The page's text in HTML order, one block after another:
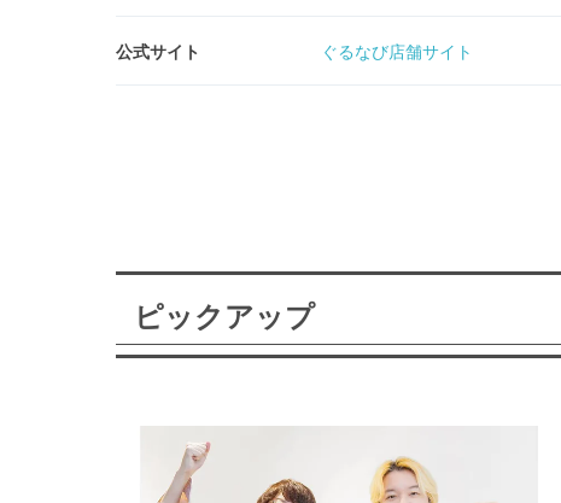
公式サイト ぐるなび店舗サイト
ピックアップ